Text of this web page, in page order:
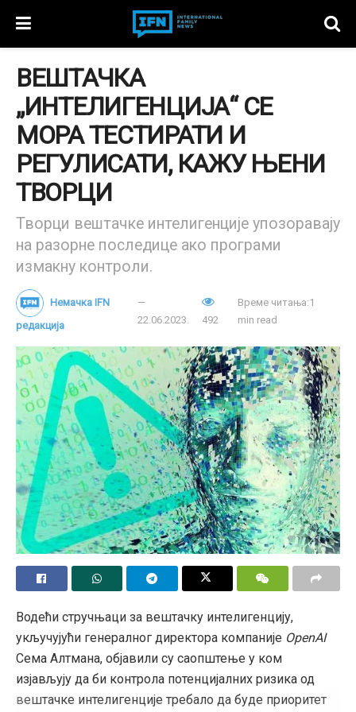
ВЕШТАЧКА
„ИНТЕЛИГЕНЦИЈА“ СЕ
МОРА ТЕСТИРАТИ И
РЕГУЛИСАТИ, КАЖУ ЊЕНИ
ТВОРЦИ
Творци вештачке интелигенције упозоравају
на разорне последице ако програми
измакну контроли.
Немачка IFN
редакција
22.06.2023. 492
Време читања:1
min read
Водећи стручњаци за вештачку интелигенцију,
укључујући генералног директора компаније OpenAI
Сема Алтмана, објавили су саопштење у ком
изјављују да би контрола потенцијалних ризика од
вештачке интелигенције требало да буде приоритет